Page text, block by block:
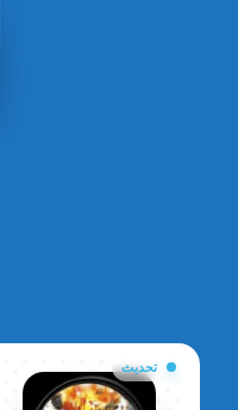
تحديث